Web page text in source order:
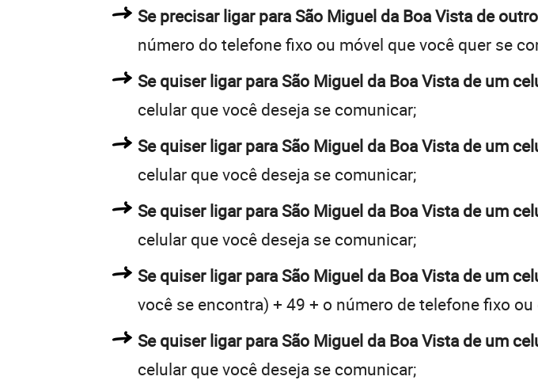
Se precisar ligar para São Miguel da Boa Vista de
número do telefone fixo ou móvel que você quer se
Se quiser ligar para São Miguel da Boa Vista de um
celular que você deseja se comunicar;
Se quiser ligar para São Miguel da Boa Vista de um
celular que você deseja se comunicar;
Se quiser ligar para São Miguel da Boa Vista de um
celular que você deseja se comunicar;
Se quiser ligar para São Miguel da Boa Vista de um
você se encontra) + 49 + o número de telefone fixo
Se quiser ligar para São Miguel da Boa Vista de um
celular que você deseja se comunicar;